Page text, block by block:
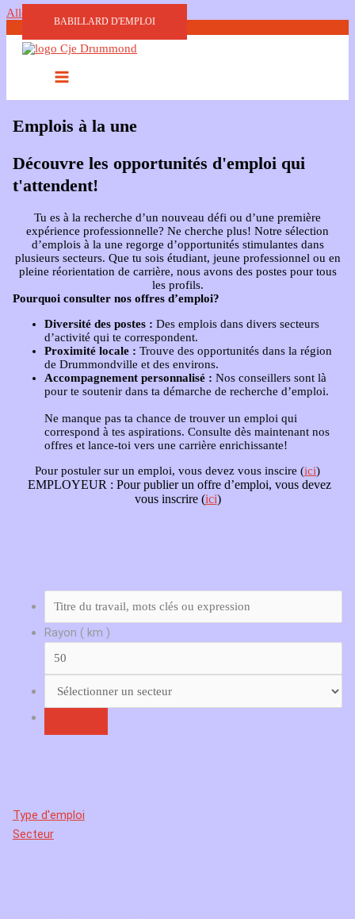
Aller au contenu
BABILLARD D'EMPLOI
Emplois à la une
Découvre les opportunités d'emploi qui
t'attendent!
Tu es à la recherche d’un nouveau défi ou d’une première
expérience professionnelle? Ne cherche plus! Notre sélection
d’emplois à la une regorge d’opportunités stimulantes dans
plusieurs secteurs. Que tu sois étudiant, jeune professionnel ou en
pleine réorientation de carrière, nous avons des postes pour tous
les profils.
Pourquoi consulter nos offres d’emploi?
Diversité des postes : Des emplois dans divers secteurs
d’activité qui te correspondent.
Proximité locale : Trouve des opportunités dans la région
de Drummondville et des environs.
Accompagnement personnalisé : Nos conseillers sont là
pour te soutenir dans ta démarche de recherche d’emploi.
Ne manque pas ta chance de trouver un emploi qui
correspond à tes aspirations. Consulte dès maintenant nos
offres et lance-toi vers une carrière enrichissante!
Pour postuler sur un emploi, vous devez vous inscire (ici)
EMPLOYEUR : Pour publier un offre d’emploi, vous devez
vous inscrire (ici)
Rayon ( km )
Type d'emploi
Secteur